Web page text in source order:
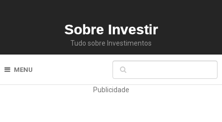
Sobre Investir
Tudo sobre Investimentos
MENU
Publicidade